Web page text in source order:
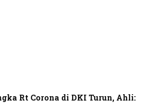
Rt Corona di DKI Turun, Ahli: